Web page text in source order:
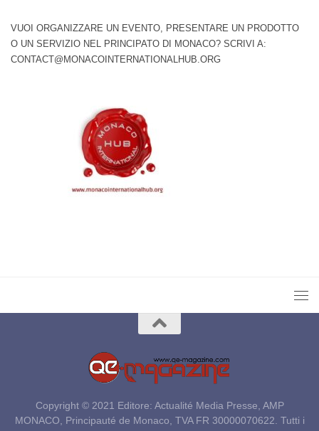
VUOI ORGANIZZARE UN EVENTO, PRESENTARE UN PRODOTTO
O UN SERVIZIO NEL PRINCIPATO DI MONACO? SCRIVI A:
CONTACT@MONACOINTERNATIONALHUB.ORG
Copyright © 2021 Editore: Actualité Media Presse, AMP
MONACO, Principauté de Monaco, TVA FR 30000070622. Tutti i